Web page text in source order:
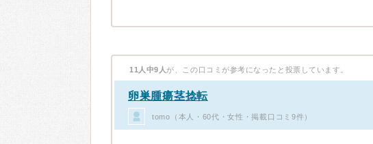
11人中9人 が、この口コミが参考になったと投票しています。
卵巣腫瘍茎捻転
tomo（本人・60代・女性・掲載口コミ9件）